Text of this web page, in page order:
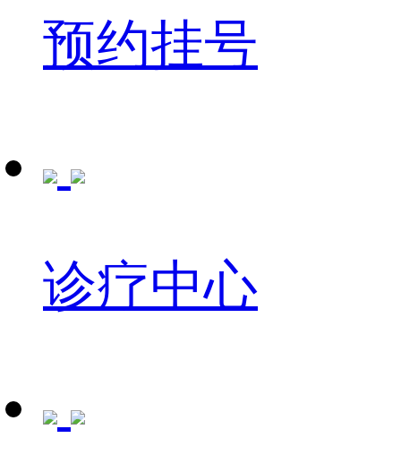
预约挂号
诊疗中心